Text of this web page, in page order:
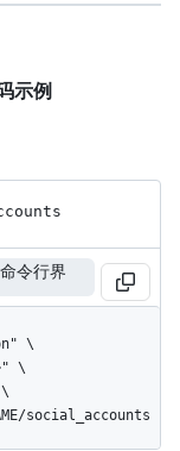
示例
令行界
social_accounts